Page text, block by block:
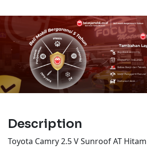
Description
Toyota Camry 2.5 V Sunroof AT